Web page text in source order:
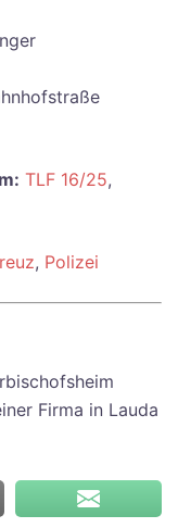
TLF 16/25,
, Polizei
Firma in Lauda